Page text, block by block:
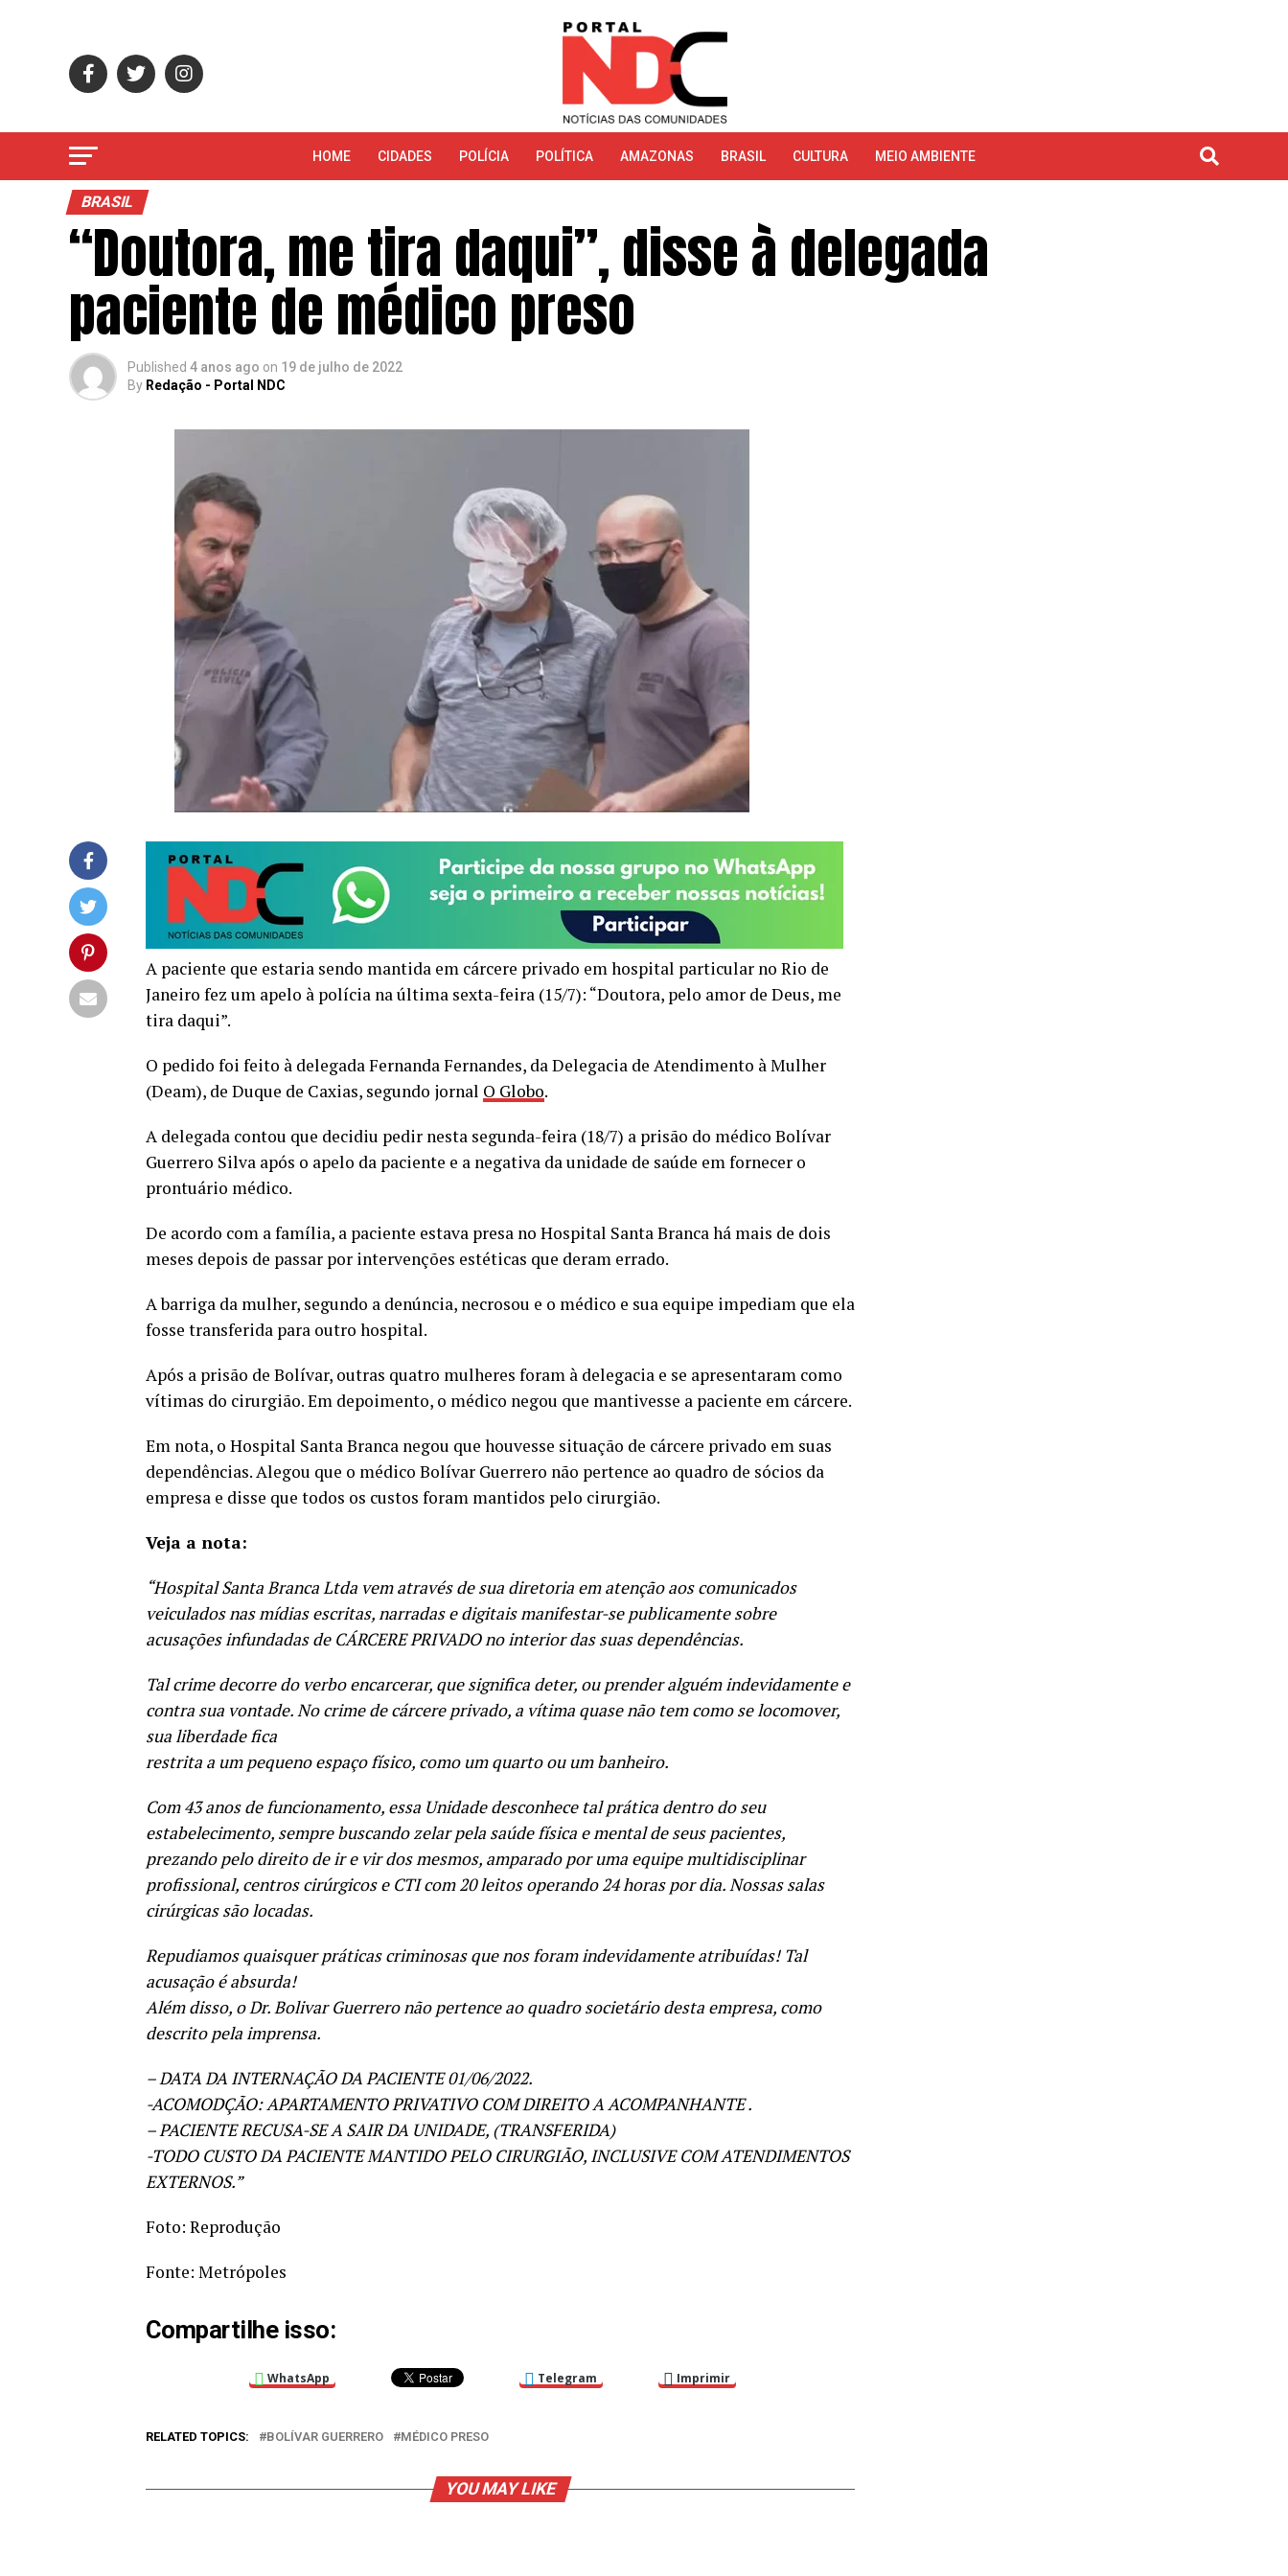
HOME CIDADES POLÍCIA POLÍTICA AMAZONAS BRASIL CULTURA MEIO AMBIENTE
BRASIL
“Doutora, me tira daqui”, disse à delegada
paciente de médico preso
Published 4 anos ago on 19 de julho de 2022
By Redação - Portal NDC
A paciente que estaria sendo mantida em cárcere privado em hospital particular no Rio de
Janeiro fez um apelo à polícia na última sexta-feira (15/7): “Doutora, pelo amor de Deus, me
tira daqui”.
O pedido foi feito à delegada Fernanda Fernandes, da Delegacia de Atendimento à Mulher
(Deam), de Duque de Caxias, segundo jornal O Globo.
A delegada contou que decidiu pedir nesta segunda-feira (18/7) a prisão do médico Bolívar
Guerrero Silva após o apelo da paciente e a negativa da unidade de saúde em fornecer o
prontuário médico.
De acordo com a família, a paciente estava presa no Hospital Santa Branca há mais de dois
meses depois de passar por intervenções estéticas que deram errado.
A barriga da mulher, segundo a denúncia, necrosou e o médico e sua equipe impediam que ela
fosse transferida para outro hospital.
Após a prisão de Bolívar, outras quatro mulheres foram à delegacia e se apresentaram como
vítimas do cirurgião. Em depoimento, o médico negou que mantivesse a paciente em cárcere.
Em nota, o Hospital Santa Branca negou que houvesse situação de cárcere privado em suas
dependências. Alegou que o médico Bolívar Guerrero não pertence ao quadro de sócios da
empresa e disse que todos os custos foram mantidos pelo cirurgião.
Veja a nota:
“Hospital Santa Branca Ltda vem através de sua diretoria em atenção aos comunicados
veiculados nas mídias escritas, narradas e digitais manifestar-se publicamente sobre
acusações infundadas de CÁRCERE PRIVADO no interior das suas dependências.
Tal crime decorre do verbo encarcerar, que significa deter, ou prender alguém indevidamente e
contra sua vontade. No crime de cárcere privado, a vítima quase não tem como se locomover,
sua liberdade fica
restrita a um pequeno espaço físico, como um quarto ou um banheiro.
Com 43 anos de funcionamento, essa Unidade desconhece tal prática dentro do seu
estabelecimento, sempre buscando zelar pela saúde física e mental de seus pacientes,
prezando pelo direito de ir e vir dos mesmos, amparado por uma equipe multidisciplinar
profissional, centros cirúrgicos e CTI com 20 leitos operando 24 horas por dia. Nossas salas
cirúrgicas são locadas.
Repudiamos quaisquer práticas criminosas que nos foram indevidamente atribuídas! Tal
acusação é absurda!
Além disso, o Dr. Bolivar Guerrero não pertence ao quadro societário desta empresa, como
descrito pela imprensa.
– DATA DA INTERNAÇÃO DA PACIENTE 01/06/2022.
-ACOMODÇÃO: APARTAMENTO PRIVATIVO COM DIREITO A ACOMPANHANTE .
– PACIENTE RECUSA-SE A SAIR DA UNIDADE, (TRANSFERIDA)
-TODO CUSTO DA PACIENTE MANTIDO PELO CIRURGIÃO, INCLUSIVE COM ATENDIMENTOS
EXTERNOS.”
Foto: Reprodução
Fonte: Metrópoles
Compartilhe isso:
WhatsApp Telegram Imprimir
RELATED TOPICS: BOLÍVAR GUERRERO MÉDICO PRESO
YOU MAY LIKE